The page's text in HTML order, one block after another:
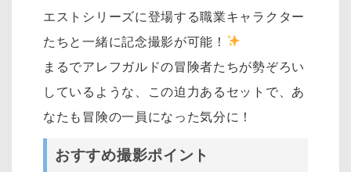
エストシリーズに登場する職業キャラクター
たちと一緒に記念撮影が可能！
まるでアレフガルドの冒険者たちが勢ぞろい
しているような、この迫力あるセットで、あ
なたも冒険の一員になった気分に！
おすすめ撮影ポイント